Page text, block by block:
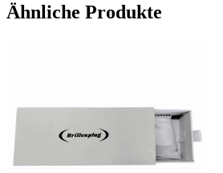
Ähnliche Produkte